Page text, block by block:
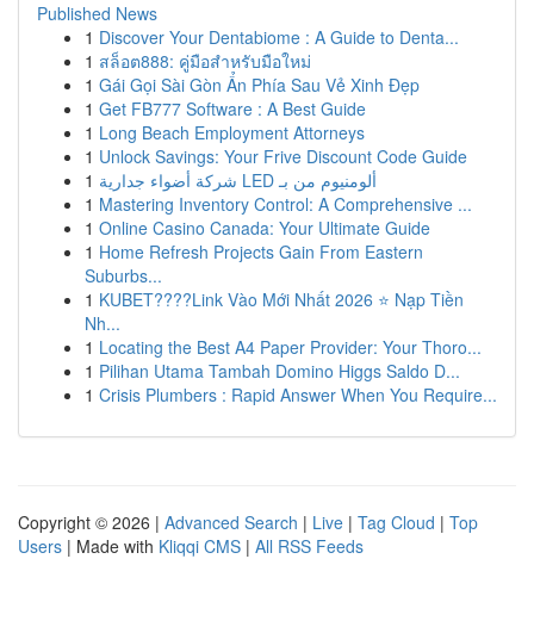
Published News
1 Discover Your Dentabiome : A Guide to Denta...
1 สล็อต888: คู่มือสำหรับมือใหม่
1 Gái Gọi Sài Gòn Ẩn Phía Sau Vẻ Xinh Đẹp
1 Get FB777 Software : A Best Guide
1 Long Beach Employment Attorneys
1 Unlock Savings: Your Frive Discount Code Guide
1
شركة أضواء جدارية LED ألومنيوم من بـ
1 Mastering Inventory Control: A Comprehensive ...
1 Online Casino Canada: Your Ultimate Guide
1 Home Refresh Projects Gain From Eastern
Suburbs...
1 KUBET????️Link Vào Mới Nhất 2026 ⭐ Nạp Tiền
Nh...
1 Locating the Best A4 Paper Provider: Your Thoro...
1 Pilihan Utama Tambah Domino Higgs Saldo D...
1 Crisis Plumbers : Rapid Answer When You Require...
Copyright © 2026 | Advanced Search | Live | Tag Cloud | Top
Users | Made with Kliqqi CMS | All RSS Feeds